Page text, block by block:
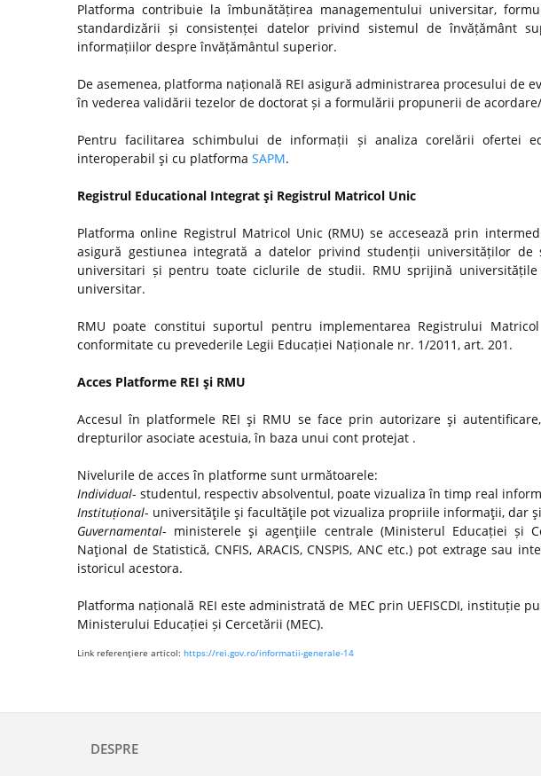
Platforma contribuie la îmbunătățirea managementului universitar,
standardizării și consistenței datelor privind sistemul de învățământ
informațiilor despre învățământul superior.
De asemenea, platforma națională REI asigură administrarea procesului de
în vederea validării tezelor de doctorat și a formulării propunerii de
Pentru facilitarea schimbului de informații și analiza corelării ofertei
interoperabil şi cu platforma SAPM.
Registrul Educational Integrat şi Registrul Matricol Unic
Platforma online Registrul Matricol Unic (RMU) se accesează prin
asigură gestiunea integrată a datelor privind studenții universităților
universitari și pentru toate ciclurile de studii. RMU sprijină
universitar.
RMU poate constitui suportul pentru implementarea Registrului
conformitate cu prevederile Legii Educației Naționale nr. 1/2011, art. 201.
Acces Platforme REI şi RMU
Accesul în platformele REI şi RMU se face prin autorizare şi
drepturilor asociate acestuia, în baza unui cont protejat .
Nivelurile de acces în platforme sunt următoarele:
Individual- studentul, respectiv absolventul, poate vizualiza în timp real
Instituțional- universităţile şi facultăţile pot vizualiza propriile informaţii, dar
Guvernamental- ministerele şi agenţiile centrale (Ministerul Educației și
Naţional de Statistică, CNFIS, ARACIS, CNSPIS, ANC etc.) pot extrage sau
istoricul acestora.
Platforma națională REI este administrată de MEC prin UEFISCDI, instituție
Ministerului Educației și Cercetării (MEC).
Link referenţiere articol: https://rei.gov.ro/informatii-generale-14
DESPRE